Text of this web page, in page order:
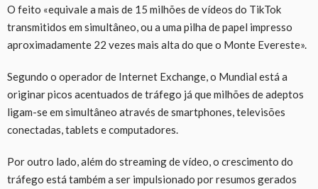
O feito «equivale a mais de 15 milhões de vídeos do TikTok
transmitidos em simultâneo, ou a uma pilha de papel impresso
aproximadamente 22 vezes mais alta do que o Monte Evereste».
Segundo o operador de Internet Exchange, o Mundial está a
originar picos acentuados de tráfego já que milhões de adeptos
ligam-se em simultâneo através de smartphones, televisões
conectadas, tablets e computadores.
Por outro lado, além do streaming de vídeo, o crescimento do
tráfego está também a ser impulsionado por resumos gerados